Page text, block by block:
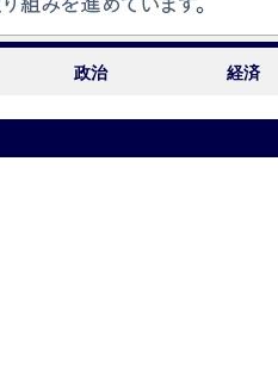
政治 経済